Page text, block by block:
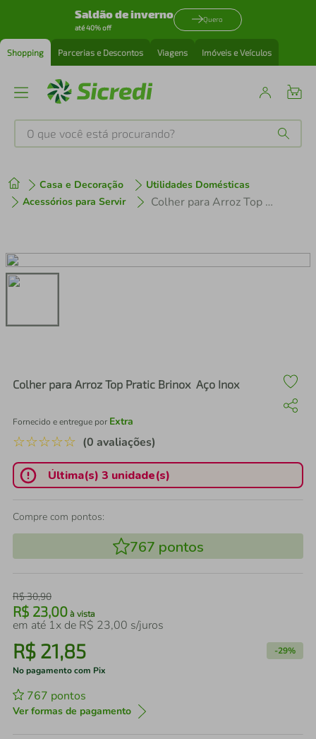
Saldão de inverno
até 40% off
Quero
Shopping Parcerias e Descontos Viagens Imóveis e Veículos
O que você está procurando?
Casa e Decoração
Utilidades Domésticas
Acessórios para Servir
Colher para Arroz Top Pratic Brinox  Aço Inox
Colher para Arroz Top Pratic Brinox  Aço Inox
Fornecido e entregue por Extra
☆☆☆☆☆ (0 avaliações)
Última(s) 3 unidade(s)
Compre com pontos:
767 pontos
R$30,90
R$ 23,00 à vista
em até 1x de R$ 23,00 s/juros
R$ 21,85 -29%
No pagamento com Pix
767 pontos
Ver formas de pagamento
1º tenis
3º